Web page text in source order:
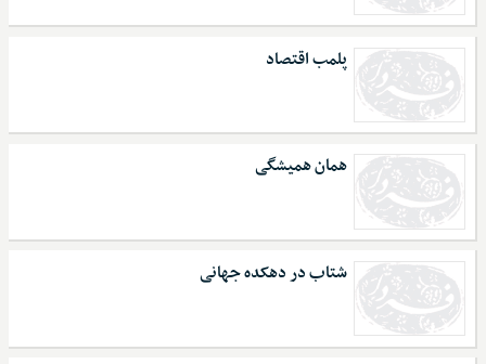
پلمب اقتصاد
همان همیشگی
شتاب در دهکده جهانی